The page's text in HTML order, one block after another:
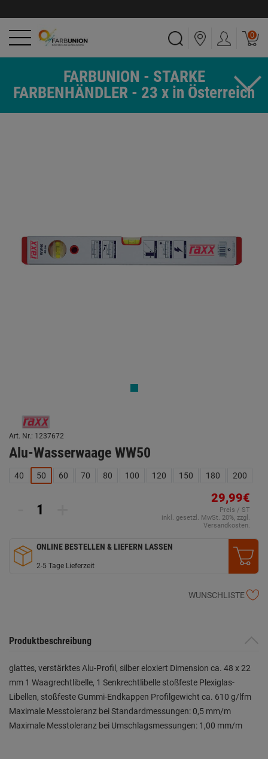
0
FARBUNION - STARKE
FARBENHÄNDLER - 23 x in Österreich
Art. Nr.: 1237672
Alu-Wasserwaage WW50
40 50 60 70 80 100 120 150 180 200
29,99€
Preis / ST
inkl. gesetzl. MwSt. 20%, zzgl.
Versandkosten.
ONLINE BESTELLEN & LIEFERN LASSEN
2-5 Tage Lieferzeit
WUNSCHLISTE
Produktbeschreibung
glattes, verstärktes Alu-Profil, silber eloxiert Dimension ca. 48 x 22
mm 1 Waagrechtlibelle, 1 Senkrechtlibelle stoßfeste Plexiglas-
Libellen, stoßfeste Gummi-Endkappen Profilgewicht ca. 610 g/lfm
Maximale Messtoleranz bei Standardmessungen: 0,5 mm/m
Maximale Messtoleranz bei Umschlagsmessungen: 1,00 mm/m